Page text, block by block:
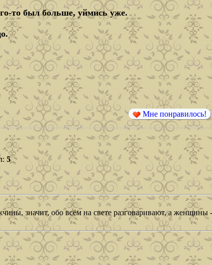
то был больше, уймись уже.
Мне понравилось!
5
о том самом?.. https://lady.webnice.ru/forum/images/advsmiles/blush2.gif